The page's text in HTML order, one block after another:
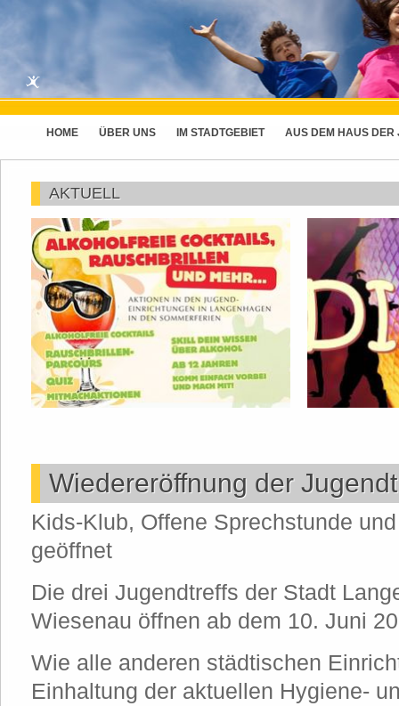
HOME ÜBER UNS IM STADTGEBIET AUS DEM HAUS DER
AKTUELL
Wiedereröffnung der
Kids-Klub, Offene Sprechstunde
geöffnet
Die drei Jugendtreffs der Stadt
Wiesenau öffnen ab dem 10. Juni
Wie alle anderen städtischen
Einhaltung der aktuellen Hygiene-